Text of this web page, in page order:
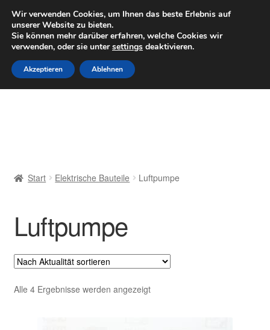
LIEFERUNG ab 6 EUR
Mo–Fr 9–16 Uhr · 0175 7465658
Zur
Navigation
springen
Zum
Inhalt
springen
Datenschutz-Bestimmungen
Impressum
Kasse
Start Elektrische Bauteile Luftpumpe
Luftpumpe
Alle 4 Ergebnisse werden angezeigtNach
Wir verwenden Cookies, um Ihnen das beste Erlebnis auf
unserer Website zu bieten.
Sie können mehr darüber erfahren, welche Cookies wir
verwenden, oder sie untersettings deaktivieren.
Akzeptieren Ablehnen